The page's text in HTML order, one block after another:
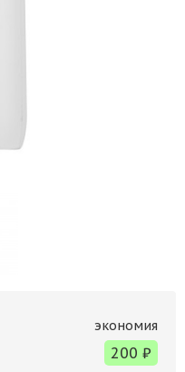
экономия
200 ₽